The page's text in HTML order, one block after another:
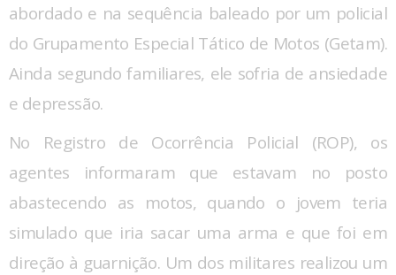
abordado e na sequência baleado por um policial
do Grupamento Especial Tático de Motos (Getam).
Ainda segundo familiares, ele sofria de ansiedade
e depressão.
No Registro de Ocorrência Policial (ROP), os
agentes informaram que estavam no posto
abastecendo as motos, quando o jovem teria
simulado que iria sacar uma arma e que foi em
direção à guarnição. Um dos militares realizou um